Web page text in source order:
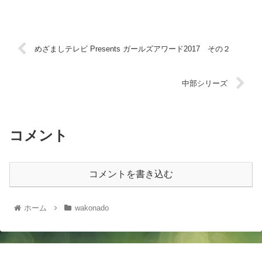
めざましテレビ Presents ガールズアワード2017 その２
中部シリーズ
コメント
コメントを書き込む
ホーム wakonado